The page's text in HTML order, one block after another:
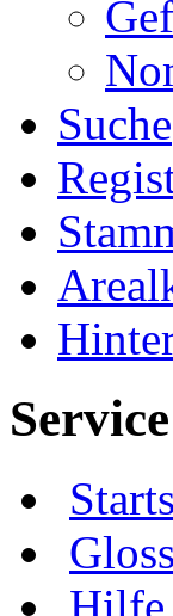
Suche
Service
Hilfe